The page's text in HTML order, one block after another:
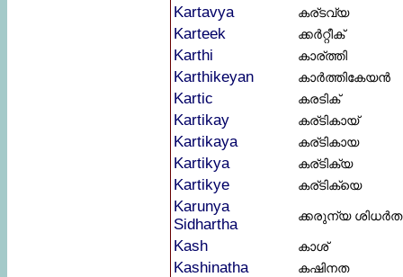
Kartavya കര്ടവ്യ
Karteek ക്കർറ്റീക്
Karthi കാര്ത്തി
Karthikeyan കാർത്തികേയൻ
Kartic കരടിക്
Kartikay കര്ടികായ്‌
Kartikaya കര്ടികായ
Kartikya കര്ടിക്യ
Kartikye കര്ടിക്യെ
Karunya
Sidhartha
ക്കരുന്യ ശിധർത
Kash കാശ്
Kashinatha കഷിനത